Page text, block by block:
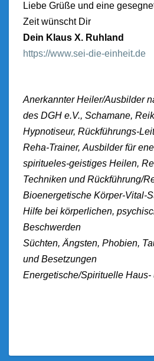
Liebe Grüße und eine
Zeit wünscht Dir
Dein Klaus X. Ruhland
https://www.sei-die-einheit.de
Anerkannter Heiler/Ausbilder
des DGH e.V., Schamane,
Hypnotiseur, Rückführungs-
Reha-Trainer, Ausbilder für
spiritueles-geistiges Heilen,
Techniken und Rückführung/
Bioenergetische Körper-Vital-
Hilfe bei körperlichen,
Beschwerden
Süchten, Ängsten, Phobien,
und Besetzungen
Energetische/Spirituelle Haus-